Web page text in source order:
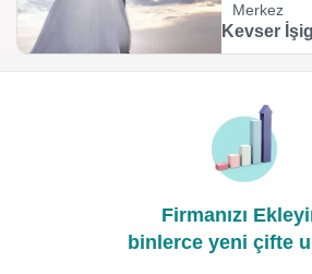
Merkez
Kevser
Firmanızı
binlerce yeni çifte